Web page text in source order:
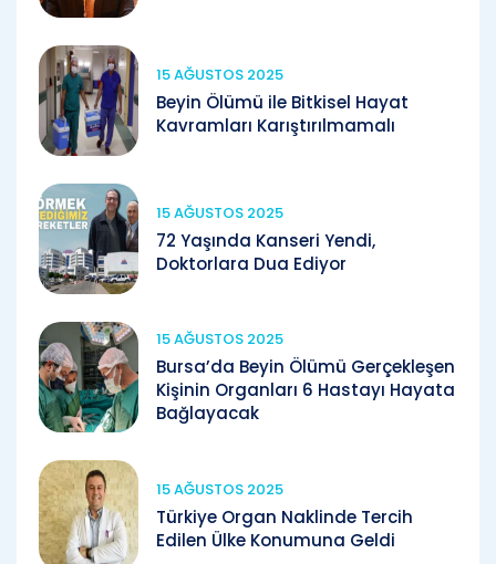
15 AĞUSTOS 2025
Beyin Ölümü ile Bitkisel Hayat
Kavramları Karıştırılmamalı
15 AĞUSTOS 2025
72 Yaşında Kanseri Yendi,
Doktorlara Dua Ediyor
15 AĞUSTOS 2025
Bursa’da Beyin Ölümü Gerçekleşen
Kişinin Organları 6 Hastayı Hayata
Bağlayacak
15 AĞUSTOS 2025
Türkiye Organ Naklinde Tercih
Edilen Ülke Konumuna Geldi